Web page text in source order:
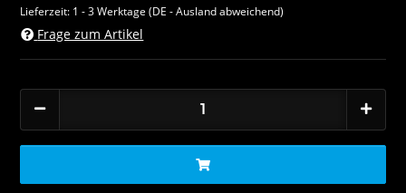
Lieferzeit: 1 - 3 Werktage(DE - Ausland abweichend)
Frage zum Artikel